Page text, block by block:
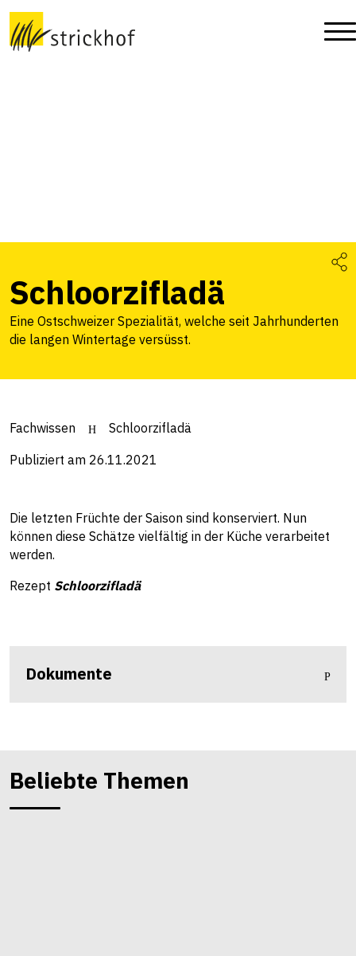
Schloorzifladä
Eine Ostschweizer Spezialität, welche seit Jahrhunderten
die langen Wintertage versüsst.
Fachwissen Schloorzifladä
Publiziert am 26.11.2021
Die letzten Früchte der Saison sind konserviert. Nun
können diese Schätze vielfältig in der Küche verarbeitet
werden.
Rezept Schloorzifladä
Dokumente
Beliebte Themen